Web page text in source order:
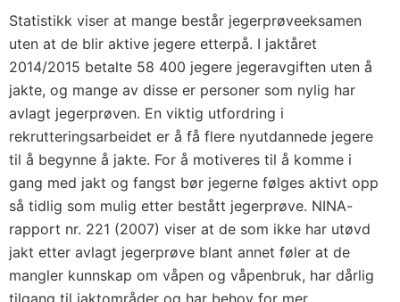
Statistikk viser at mange består jegerprøveeksamen
uten at de blir aktive jegere etterpå. I jaktåret
2014/2015 betalte 58 400 jegere jegeravgiften uten å
jakte, og mange av disse er personer som nylig har
avlagt jegerprøven. En viktig utfordring i
rekrutteringsarbeidet er å få flere nyutdannede jegere
til å begynne å jakte. For å motiveres til å komme i
gang med jakt og fangst bør jegerne følges aktivt opp
så tidlig som mulig etter bestått jegerprøve. NINA-
rapport nr. 221 (2007) viser at de som ikke har utøvd
jakt etter avlagt jegerprøve blant annet føler at de
mangler kunnskap om våpen og våpenbruk, har dårlig
tilgang til jaktområder og har behov for mer